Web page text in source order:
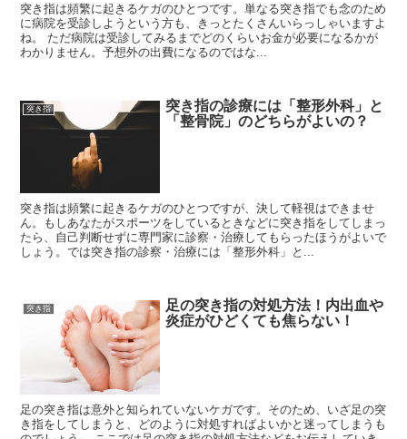
突き指は頻繁に起きるケガのひとつです。単なる突き指でも念のため
に病院を受診しようという方も、きっとたくさんいらっしゃいますよ
ね。 ただ病院は受診してみるまでどのくらいお金が必要になるかが
わかりません。予想外の出費になるのではな...
突き指
突き指の診療には「整形外科」と
「整骨院」のどちらがよいの？
突き指は頻繁に起きるケガのひとつですが、決して軽視はできませ
ん。もしあなたがスポーツをしているときなどに突き指をしてしまっ
たら、自己判断せずに専門家に診察・治療してもらったほうがよいで
しょう。では突き指の診察・治療には「整形外科」と...
突き指
足の突き指の対処方法！内出血や
炎症がひどくても焦らない！
足の突き指は意外と知られていないケガです。そのため、いざ足の突
き指をしてしまうと、どのように対処すればよいかと迷ってしまうも